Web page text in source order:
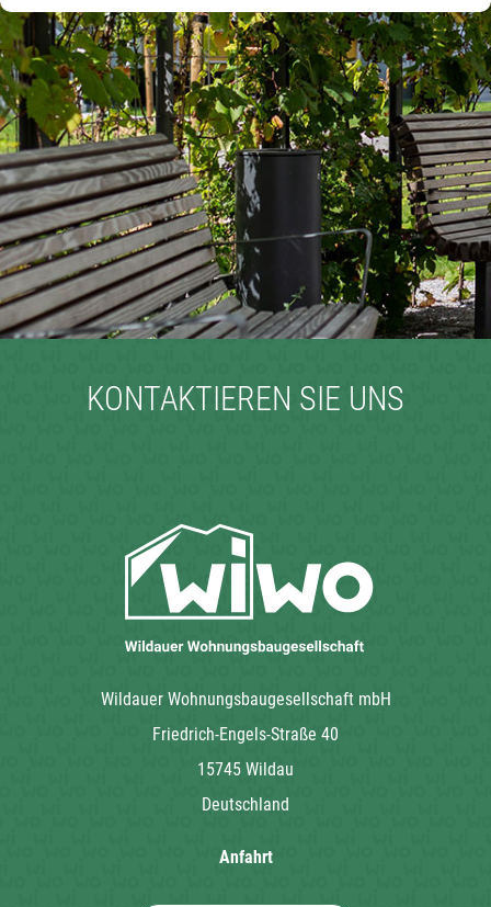
KONTAKTIEREN SIE UNS
Wildauer Wohnungsbaugesellschaft mbH
Friedrich-Engels-Straße 40
15745 Wildau
Deutschland
Anfahrt